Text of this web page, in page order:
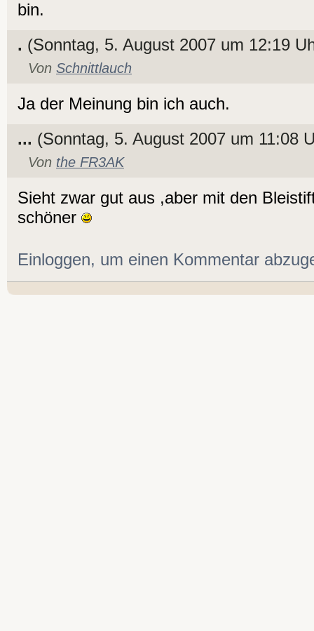
bin.
. (Sonntag, 5. August 2007 um 12:19
Von Schnittlauch
Ja der Meinung bin ich auch.
... (Sonntag, 5. August 2007 um 11:08
Von the FR3AK
Sieht zwar gut aus ,aber mit den
schöner
Einloggen, um einen Kommentar